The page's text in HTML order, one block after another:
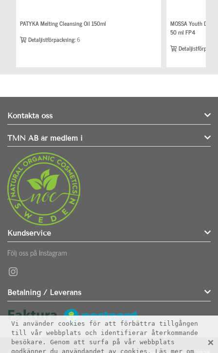
PATYKA Melting Cleansing Oil 150ml
Detaljistförpackning:6
MOSSA Youth
50 ml FP4
Kontakta oss
TMN AB är medlem i
Kundservice
Följ oss på Instagram
Instagram
Betalning / Leverans
Vi använder cookies för att förbättra tillgången
till vår webbplats och identifierar återkommande
besökare. Genom att surfa på vår webbplats
godkänner du användandet av cookies. Läs mer om
×